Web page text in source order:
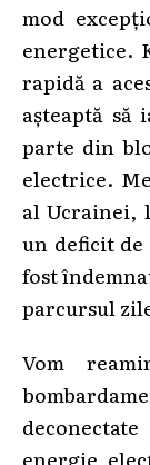
mod
energetice.
rapidă a
așteaptă să
parte din
electrice.
al Ucrainei,
un deficit
fost
parcursul
Vom
energie